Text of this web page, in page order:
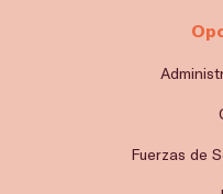
Fuerzas de